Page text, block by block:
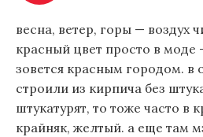
весна, ветер, горы — воздух
красный цвет просто в моде
зовется красным городом. в
строили из кирпича без
штукатурят, то тоже часто в
крайняк, желтый. а еще там